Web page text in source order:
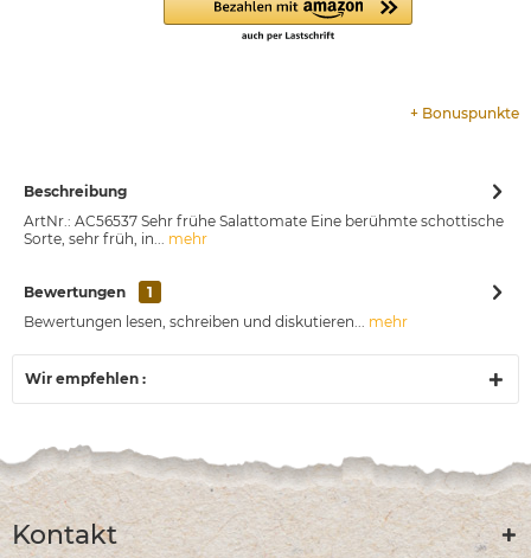
+ Bonuspunkte
Beschreibung
ArtNr.: AC56537 Sehr frühe Salattomate Eine berühmte schottische
Sorte, sehr früh, in... mehr
Bewertungen
1
Bewertungen lesen, schreiben und diskutieren... mehr
Wir empfehlen :
Kontakt